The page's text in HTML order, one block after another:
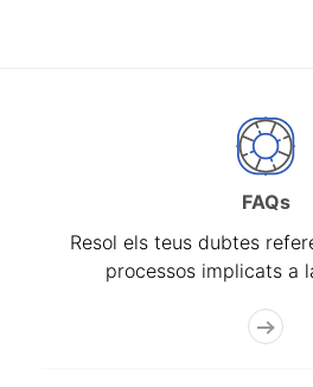
FAQs
Resol els teus dubtes
processos implicats a